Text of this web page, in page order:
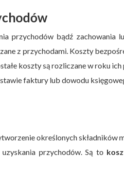
przychodów bądź zachowania
z przychodami. Koszty
koszty są rozliczane w roku
faktury lub dowodu
określonych składników
przychodów. Są to